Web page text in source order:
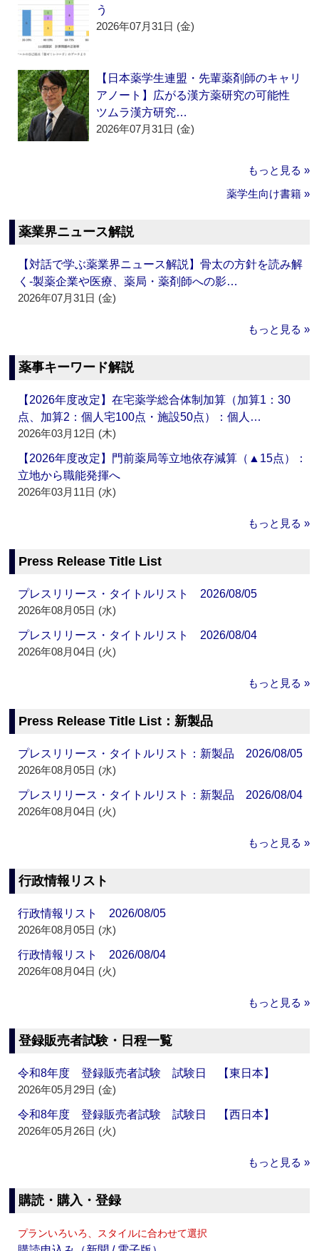
う
2026年07月31日 (金)
【日本薬学生連盟・先輩薬剤師のキャリ
アノート】広がる漢方薬研究の可能性
ツムラ漢方研究…
2026年07月31日 (金)
もっと見る »
薬学生向け書籍 »
薬業界ニュース解説
【対話で学ぶ薬業界ニュース解説】骨太の方針を読み解
く‐製薬企業や医療、薬局・薬剤師への影…
2026年07月31日 (金)
もっと見る »
薬事キーワード解説
【2026年度改定】在宅薬学総合体制加算（加算1：30
点、加算2：個人宅100点・施設50点）：個人…
2026年03月12日 (木)
【2026年度改定】門前薬局等立地依存減算（▲15点）：
立地から職能発揮へ
2026年03月11日 (水)
もっと見る »
Press Release Title List
プレスリリース・タイトルリスト 2026/08/05
2026年08月05日 (水)
プレスリリース・タイトルリスト 2026/08/04
2026年08月04日 (火)
もっと見る »
Press Release Title List：新製品
プレスリリース・タイトルリスト：新製品 2026/08/05
2026年08月05日 (水)
プレスリリース・タイトルリスト：新製品 2026/08/04
2026年08月04日 (火)
もっと見る »
行政情報リスト
行政情報リスト 2026/08/05
2026年08月05日 (水)
行政情報リスト 2026/08/04
2026年08月04日 (火)
もっと見る »
登録販売者試験・日程一覧
令和8年度 登録販売者試験 試験日 【東日本】
2026年05月29日 (金)
令和8年度 登録販売者試験 試験日 【西日本】
2026年05月26日 (火)
もっと見る »
購読・購入・登録
プランいろいろ、スタイルに合わせて選択